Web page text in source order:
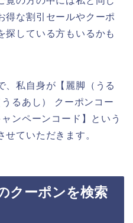
得な割引セールやクーポ
探している方もいるかも
、私自身が【麗脚（うる
るあし） クーポンコー
ンペーンコード】という
ていただきます。
クーポンを検索